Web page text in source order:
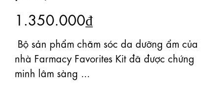
1.350.000₫
️ Bộ sản phẩm chăm sóc da dưỡng ẩm của
nhà Farmacy Favorites Kit đã được chứng
minh lâm sàng ...